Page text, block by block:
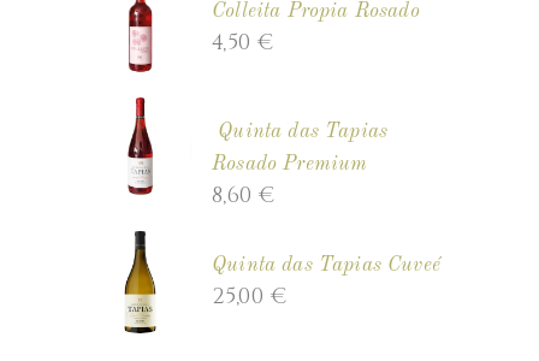
Colleita Propia Rosado
4,50€
Quinta das Tapias
Rosado Premium
8,60€
Quinta das Tapias Cuveé
25,00 €